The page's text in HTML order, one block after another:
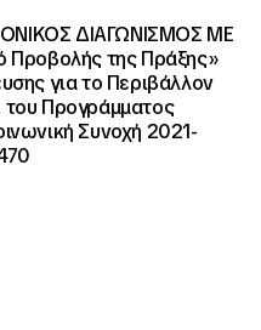
ΔΙΑΓΩΝΙΣΜΟΣ ΜΕ
Προβολής της Πράξης»
για το Περιβάλλον
του Προγράμματος
Συνοχή 2021-